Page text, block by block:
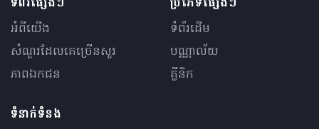
ទំព័រផ្សេងៗ
អំពីយើង
សំណួរ​ដែលគេ​ច្រើន​សួរ
ភាពឯកជន
ប្រភេទផ្សេងៗ
ទំព័រដើម
បណ្ណាល័យ
គ្លីនិក
ទំនាក់ទំនង